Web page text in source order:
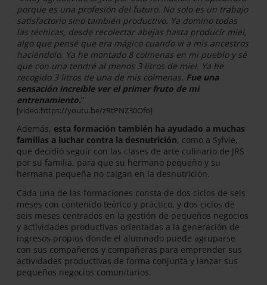
porque es una profesión del futuro. No solo es un trabajo
satisfactorio sino también productivo. Ya domino todas
las técnicas, desde recolectar abejas hasta producir miel,
algo que pensé que era mágico cuando vi a mis ancestros
haciéndolo. Ya he montado 8 colmenas en mi pueblo y sé
que con una tendré al menos 3 litros de miel. Ya he
recogido 3 litros de una de mis colmenas. Fue una
sensación increíble ver el primer fruto de mi
entrenamiento.”
[video:https://youtu.be/zRtPNZ30Ofo]
Además, esta formación también ha ayudado a muchas
familias a luchar contra la desnutrición, como a Sylvie,
que decidió seguir con las clases de arte culinario de JRS
por su familia, para que su hermano pequeño y su
hermana pequeña no caigan en la desnutrición.
Cada una de las formaciones consta de dos ciclos de seis
meses con contenido teórico y práctico, y dos ciclos de
seis meses centrados en la gestión de pequeños negocios
y actividades productivas orientadas a la generación de
ingresos propios donde el alumnado puede agruparse
con sus compañeros y compañeras para emprender sus
actividades productivas de forma conjunta y lanzar sus
pequeños negocios comunitarios.